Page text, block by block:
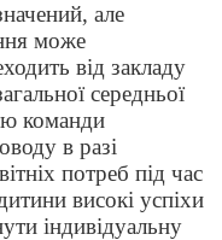
але
може
від закладу
середньої
команди
в разі
потреб під час
високі успіхи
індивідуальну